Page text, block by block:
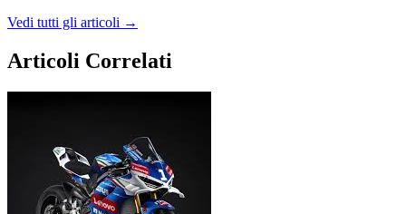
Vedi tutti gli articoli →
Articoli Correlati